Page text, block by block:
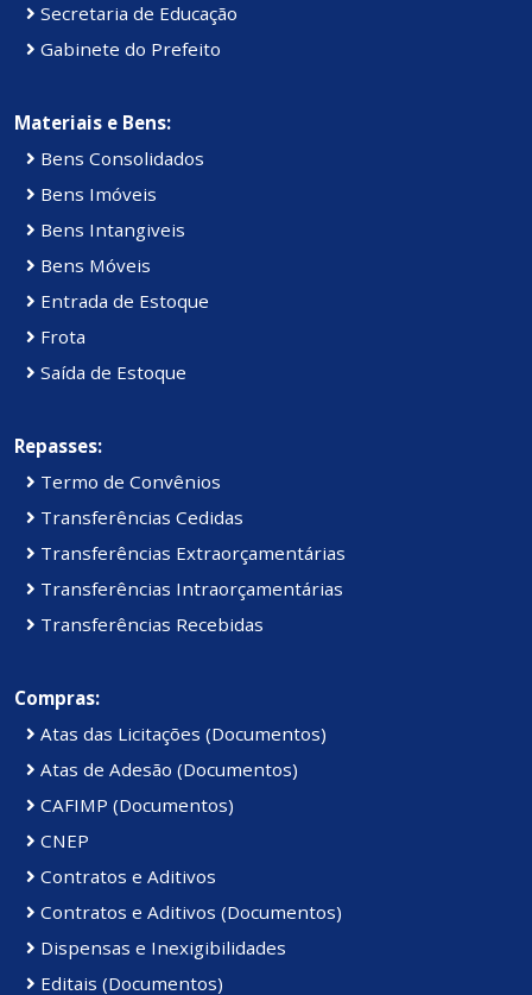
Secretaria de Educação
Gabinete do Prefeito
Materiais e Bens:
Bens Consolidados
Bens Imóveis
Bens Intangiveis
Bens Móveis
Entrada de Estoque
Frota
Saída de Estoque
Repasses:
Termo de Convênios
Transferências Cedidas
Transferências Extraorçamentárias
Transferências Intraorçamentárias
Transferências Recebidas
Compras:
Atas das Licitações (Documentos)
Atas de Adesão (Documentos)
CAFIMP (Documentos)
CNEP
Contratos e Aditivos
Contratos e Aditivos (Documentos)
Dispensas e Inexigibilidades
Editais (Documentos)